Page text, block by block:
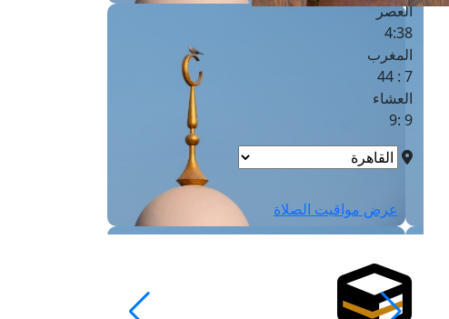
العصر
4:38
المغرب
7 : 44
العشاء
9 :9
عرض مواقيت الصلاة